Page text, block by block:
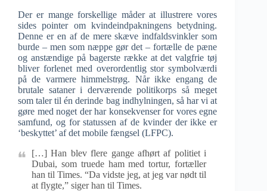
Der er mange forskellige måder at illustrere vores
sides pointer om kvindeindpakningens betydning.
Denne er en af de mere skæve indfaldsvinkler som
burde – men som næppe gør det – fortælle de pæne
og anstændige på bagerste række at det valgfrie tøj
bliver forlenet med overordentlig stor symbolværdi
på de varmere himmelstrøg. Når ikke engang de
brutale sataner i derværende politikorps så meget
som taler til én derinde bag indhylningen, så har vi at
gøre med noget der har konsekvenser for vores egne
samfund, og for statussen af de kvinder der ikke er
‘beskyttet’ af det mobile fængsel (LFPC).
[…] Han blev flere gange afhørt af politiet i
Dubai, som truede ham med tortur, fortæller
han til Times. “Da vidste jeg, at jeg var nødt til
at flygte,” siger han til Times.